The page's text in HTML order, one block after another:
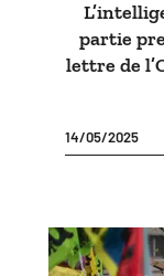
partie
lettre de
14/05/2025